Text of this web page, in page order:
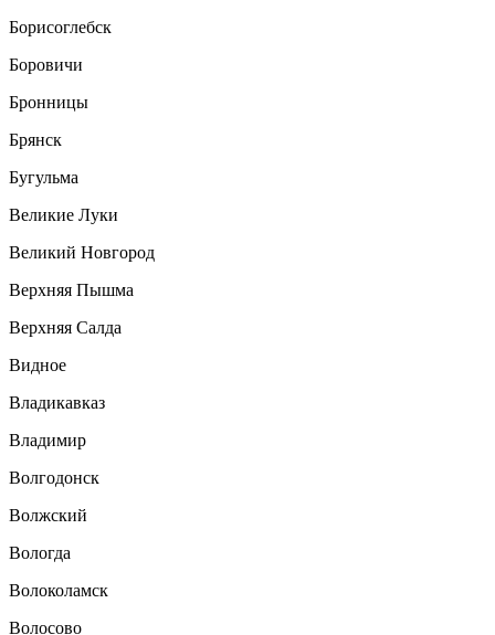
Борисоглебск
Боровичи
Бронницы
Брянск
Бугульма
Великие Луки
Великий Новгород
Верхняя Пышма
Верхняя Салда
Видное
Владикавказ
Владимир
Волгодонск
Волжский
Вологда
Волоколамск
Волосово